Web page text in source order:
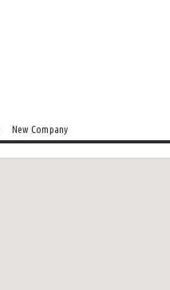
New Company